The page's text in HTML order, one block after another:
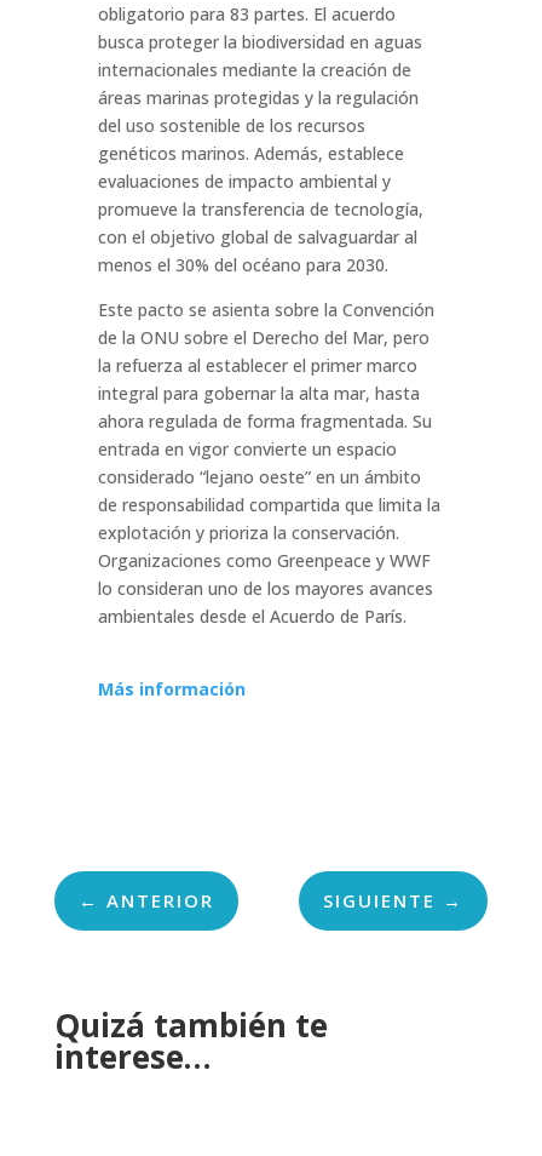
obligatorio para 83 partes. El acuerdo
busca proteger la biodiversidad en aguas
internacionales mediante la creación de
áreas marinas protegidas y la regulación
del uso sostenible de los recursos
genéticos marinos. Además, establece
evaluaciones de impacto ambiental y
promueve la transferencia de tecnología,
con el objetivo global de salvaguardar al
menos el 30% del océano para 2030.
Este pacto se asienta sobre la Convención
de la ONU sobre el Derecho del Mar, pero
la refuerza al establecer el primer marco
integral para gobernar la alta mar, hasta
ahora regulada de forma fragmentada. Su
entrada en vigor convierte un espacio
considerado “lejano oeste” en un ámbito
de responsabilidad compartida que limita la
explotación y prioriza la conservación.
Organizaciones como Greenpeace y WWF
lo consideran uno de los mayores avances
ambientales desde el Acuerdo de París.
Más información
← ANTERIOR SIGUIENTE →
Quizá también te
interese…